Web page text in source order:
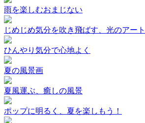
雨を楽しむおまじない
じめじめ気分を吹き飛ばす、光のアート
ひんやり気分で心地よく
夏の風景画
夏風運ぶ、癒しの風景
ポップに明るく、夏を楽しもう！